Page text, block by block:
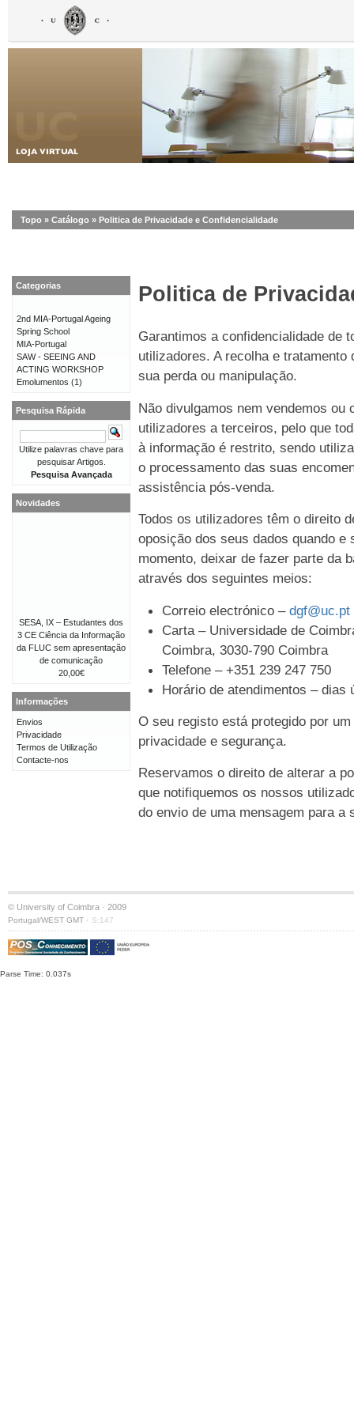
Topo » Catálogo » Politica de Privacidade e Confidencialidade
Politica de
Garantimos a confidencialidade de
utilizadores. A recolha e
sua perda ou manipulação.
Não divulgamos nem vendemos
utilizadores a terceiros, pelo que
à informação é restrito, sendo
o processamento das suas
assistência pós-venda.
Todos os utilizadores têm o direito
oposição dos seus dados quando e
momento, deixar de fazer parte da
através dos seguintes meios:
Correio electrónico – dgf@uc.pt
Carta – Universidade de
Coimbra, 3030-790 Coimbra
Telefone – +351 239 247 750
Horário de atendimentos – dias
O seu registo está protegido por
privacidade e segurança.
Reservamos o direito de alterar a
que notifiquemos os nossos
do envio de uma mensagem para
Categorias
2nd MIA-Portugal Ageing
Spring School
MIA-Portugal
SAW - SEEING AND
ACTING WORKSHOP
Emolumentos (1)
Pesquisa Rápida
Utilize palavras chave para
pesquisar Artigos.
Pesquisa Avançada
Novidades
SESA, IX – Estudantes dos
3 CE Ciência da Informação
da FLUC sem apresentação
de comunicação
20,00€
Informações
Envios
Privacidade
Termos de Utilização
Contacte-nos
© University of Coimbra · 2009
Portugal/WEST GMT · S:147
Parse Time: 0.037s